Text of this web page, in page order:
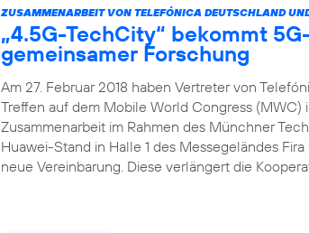
ZUSAMMENARBEIT VON TELEFÓNICA DEUTSCHLAND
„4.5G-TechCity“ bekommt
gemeinsamer Forschung
Am 27. Februar 2018 haben Vertreter von
Treffen auf dem Mobile World Congress (MWC)
Zusammenarbeit im Rahmen des Münchner
Huawei-Stand in Halle 1 des Messegeländes
neue Vereinbarung. Diese verlängert die